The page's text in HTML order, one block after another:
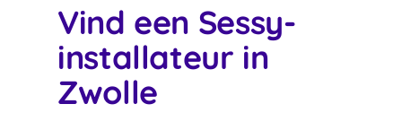
Vind een Sessy-
installateur in
Zwolle